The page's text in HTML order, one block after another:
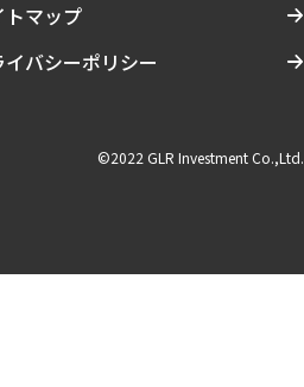
トマップ
イバシーポリシー
©2022 GLR Investment Co.,Ltd.